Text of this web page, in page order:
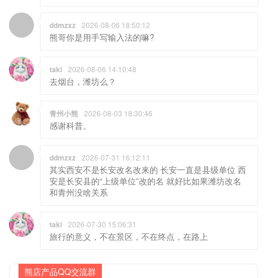
ddmzxz 2026-08-06 18:50:12
熊哥你是用手写输入法的嘛?
taki 2026-08-06 14:10:48
去烟台，潍坊么？
青州小熊 2026-08-03 18:30:46
感谢科普。
ddmzxz 2026-07-31 16:12:11
其实西安不是长安改名改来的 长安一直是县级单位 西
安是长安县的“上级单位”改的名 就好比如果潍坊改名
和青州没啥关系
taki 2026-07-30 15:06:31
旅行的意义，不在景区，不在终点，在路上
熊店产品QQ交流群